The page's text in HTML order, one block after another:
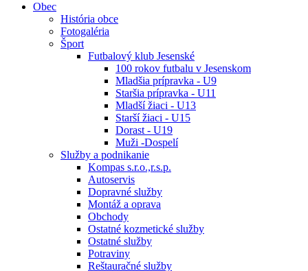
Obec
História obce
Fotogaléria
Šport
Futbalový klub Jesenské
100 rokov futbalu v Jesenskom
Mladšia prípravka - U9
Staršia prípravka - U11
Mladší žiaci - U13
Starší žiaci - U15
Dorast - U19
Muži -Dospelí
Služby a podnikanie
Kompas s.r.o.,r.s.p.
Autoservis
Dopravné služby
Montáž a oprava
Obchody
Ostatné kozmetické služby
Ostatné služby
Potraviny
Reštauračné služby